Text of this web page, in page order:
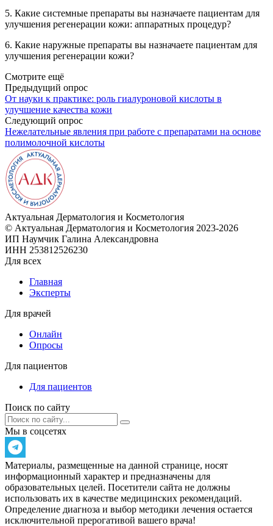
5. Какие системные препараты вы назначаете пациентам для
улучшения регенерации кожи: аппаратных процедур?
6. Какие наружные препараты вы назначаете пациентам для
улучшения регенерации кожи?
Смотрите ещё
Предыдущий опрос
От науки к практике: роль гиалуроновой кислоты в
улучшение качества кожи
Следующий опрос
Нежелательные явления при работе с препаратами на основе
полимолочной кислоты
Актуальная Дерматология и Косметология
© Актуальная Дерматология и Косметология 2023-2026
ИП Наумчик Галина Александровна
ИНН 253812526230
Для всех
Главная
Эксперты
Для врачей
Онлайн
Опросы
Для пациентов
Для пациентов
Поиск по сайту
Мы в соцсетях
Материалы, размещенные на данной странице, носят
информационный характер и предназначены для
образовательных целей. Посетители сайта не должны
использовать их в качестве медицинских рекомендаций.
Определение диагноза и выбор методики лечения остается
исключительной прерогативой вашего врача!